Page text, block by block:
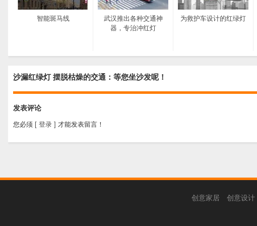
智能斑马线
武汉推出各种交通神
器，专治冲红灯
为救护车设计的红绿灯
沙漏红绿灯 摆脱枯燥的交通：等您坐沙发呢！
发表评论
您必须 [ 登录 ] 才能发表留言！
创意家居 创意设计